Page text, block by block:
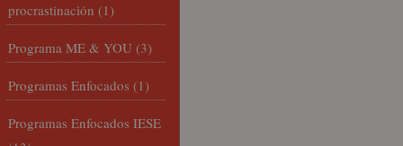
procrastinación (1)
Programa ME & YOU (3)
Programas Enfocados (1)
Programas Enfocados IESE